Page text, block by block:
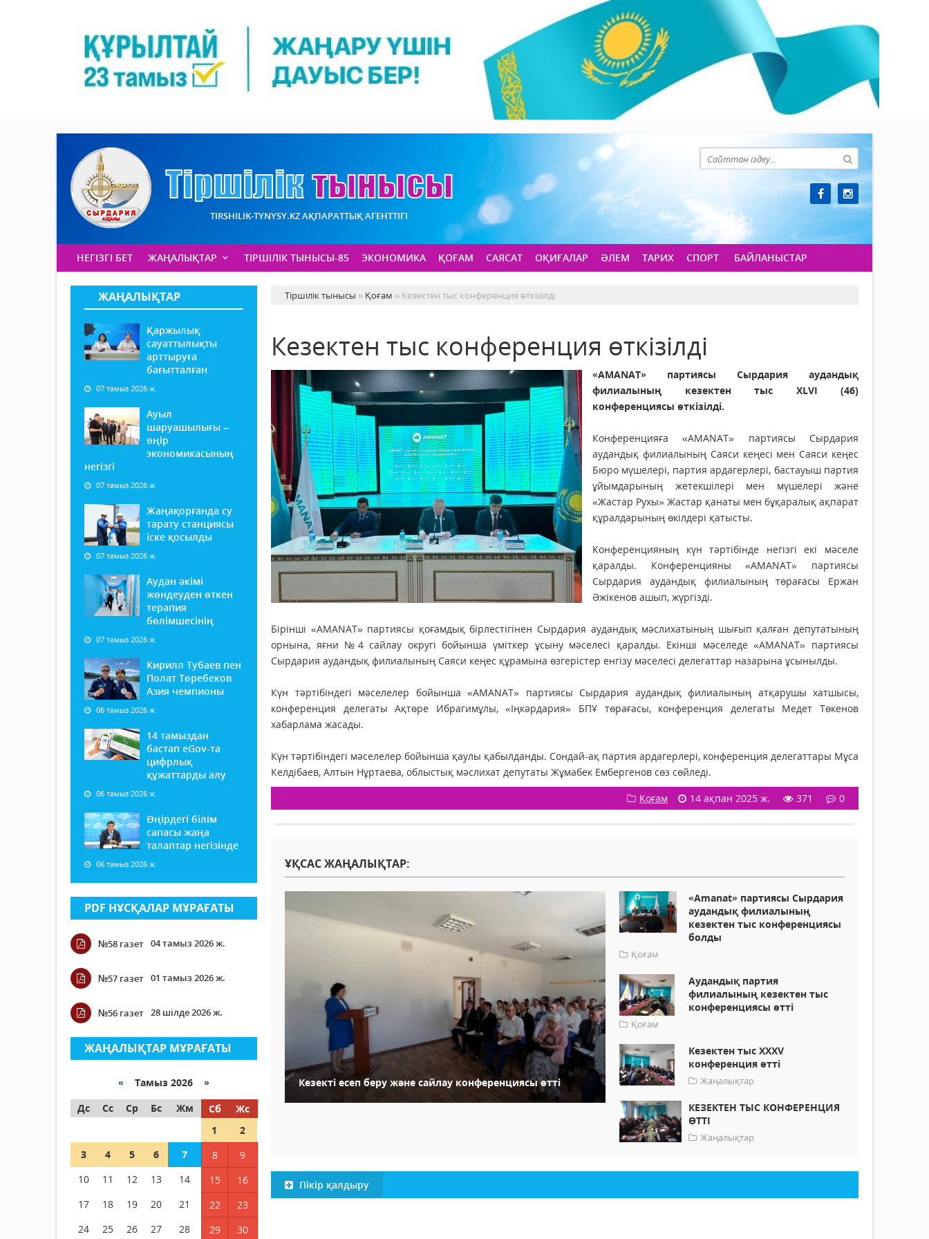
TIRSHILIK-TYNYSY.KZ АҚПАРАТТЫҚ АГЕНТТІГІ
НЕГІЗГІ БЕТ ЖАҢАЛЫҚТАР ТІРШІЛІК ТЫНЫСЫ-85 ЭКОНОМИКА ҚОҒАМ САЯСАТ ОҚИҒАЛАР ӘЛЕМ ТАРИХ СПОРТ БАЙЛАНЫСТАР
ЖАҢАЛЫҚТАР
Қаржылық
сауаттылықты
арттыруға
бағытталған
07 тамыз 2026 ж.
Ауыл
шаруашылығы –
өңір
экономикасының
негізгі
07 тамыз 2026 ж.
Жаңақорғанда су
тарату станциясы
іске қосылды
07 тамыз 2026 ж.
Аудан әкімі
жөндеуден өткен
терапия
бөлімшесінің
07 тамыз 2026 ж.
Кирилл Тубаев пен
Полат Төребеков
Азия чемпионы
06 тамыз 2026 ж.
14 тамыздан
бастап еGov-та
цифрлық
құжаттарды алу
06 тамыз 2026 ж.
Өңірдегі білім
сапасы жаңа
талаптар негізінде
06 тамыз 2026 ж.
PDF НҰСҚАЛАР МҰРАҒАТЫ
№58 газет 04 тамыз 2026 ж.
№57 газет 01 тамыз 2026 ж.
№56 газет 28 шілде 2026 ж.
ЖАҢАЛЫҚТАР МҰРАҒАТЫ
« Тамыз 2026 »
Дс
Сс Ср Бс Жм Сб
Жс
1
2
3
4 5 6 7 8
9
10
11 12 13 14 15
16
17
18 19 20 21 22
23
24
25 26 27 28 29 30
Тіршілік тынысы » Қоғам » Кезектен тыс конференция өткізілді
Кезектен тыс конференция өткізілді
«AMANAT» партиясы Сырдария аудандық
филиалының кезектен тыс XLVІ (46)
конференциясы өткізілді.
Конференцияға «AMANAT» партиясы Сырдария
аудандық филиалының Саяси кеңесі мен Саяси кеңес
Бюро мүшелері, партия ардагерлері, бастауыш партия
ұйымдарының жетекшілері мен мүшелері және
«Жастар Рухы» Жастар қанаты мен бұқаралық ақпарат
құралдарының өкілдері қатысты.
Конференцияның күн тәртібінде негізгі екі мәселе
қаралды. Конференцияны «AMANAT» партиясы
Сырдария аудандық филиалының төрағасы Ержан
Әжікенов ашып, жүргізді.
Бірінші «AMANAT» партиясы қоғамдық бірлестігінен Сырдария аудандық мәслихатының шығып қалған депутатының
орнына, яғни №4 сайлау округі бойынша үміткер ұсыну мәселесі қаралды. Екінші мәселеде «AMANAT» партиясы
Сырдария аудандық филиалының Саяси кеңес құрамына өзгерістер енгізу мәселесі делегаттар назарына ұсынылды.
Күн тәртібіндегі мәселелер бойынша «AMANAT» партиясы Сырдария аудандық филиалының атқарушы хатшысы,
конференция делегаты Ақтөре Ибрагимұлы, «Іңкәрдария» БПҰ төрағасы, конференция делегаты Медет Төкенов
хабарлама жасады.
Күн тәртібіндегі мәселелер бойынша қаулы қабылданды. Сондай-ақ партия ардагерлері, конференция делегаттары Мұса
Келдібаев, Алтын Нұртаева, облыстық мәслихат депутаты Жұмабек Ембергенов сөз сөйледі.
Қоғам
14 ақпан 2025 ж. 371 0
ҰҚСАС ЖАҢАЛЫҚТАР:
Кезекті есеп беру және сайлау конференциясы өтті
«Аmanat» партиясы Cырдария
аудандық филиалының
кезектен тыс конференциясы
болды
Қоғам
Аудандық партия
филиалының кезектен тыс
конференциясы өтті
Қоғам
Кезектен тыс ХХХV
конференция өтті
Жаңалықтар
КЕЗЕКТЕН ТЫС КОНФЕРЕНЦИЯ
ӨТТІ
Жаңалықтар
Пікір қалдыру